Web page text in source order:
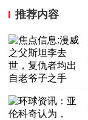
推荐内容